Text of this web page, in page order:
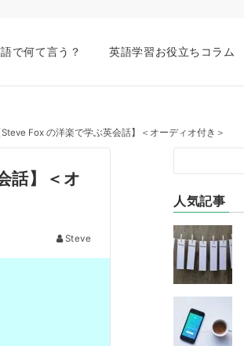
で何て言う？ 英語学習お役立ちコラム
Fox の洋楽で学ぶ英会話】＜オーディオ付き＞
話】＜オ
Steve
人気記事